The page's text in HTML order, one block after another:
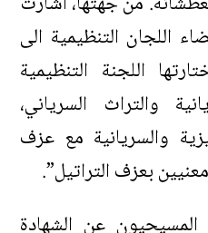
اللجان التنظيمية الى
اللجنة التنظيمية
والتراث السرياني،
والسريانية مع عزف
المسيحيون عن الشهادة